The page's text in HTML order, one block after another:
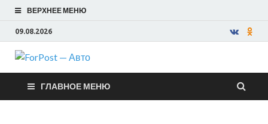
ВЕРХНЕЕ МЕНЮ
09.08.2026
ForPost —
Авто
ГЛАВНОЕ МЕНЮ